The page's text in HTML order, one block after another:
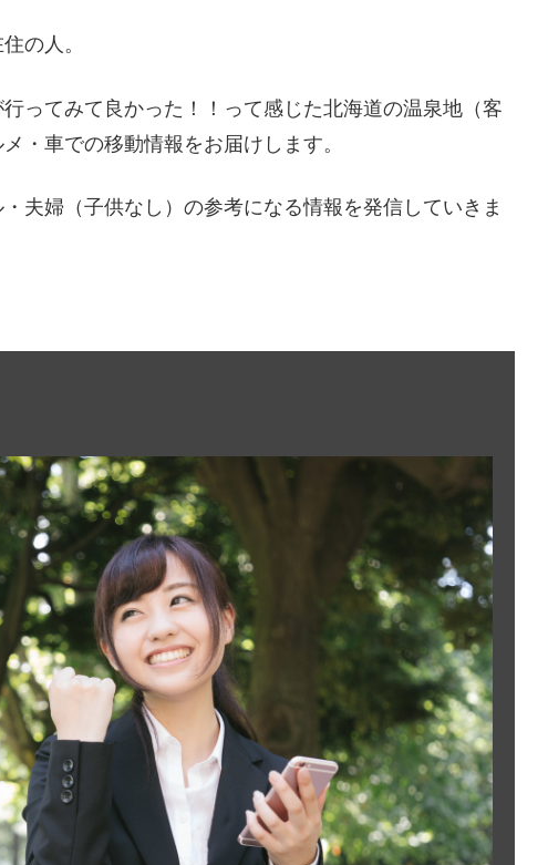
の人。
ってみて良かった！！って感じた北海道の温泉地（客
・車での移動情報をお届けします。
夫婦（子供なし）の参考になる情報を発信していきま